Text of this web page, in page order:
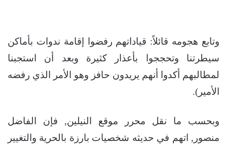
وتابع هجومه قائلاً: قياداتهم رفضوا إقامة ندوات بأماكن
سيطرتنا وتحججوا بأعذار كثيرة وبعد أن استجبنا
لمطالبهم أكدوا أنهم يريدون حافز وهو الأمر الذي رفضه
الأمير).
وبحسب ما نقل محرر موقع النيلين, فإن الفاضل
منصور, اتهم في حديثه شخصيات بارزة بالحرية والتغيير